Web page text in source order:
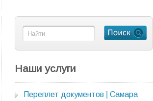
Наши услуги
Переплет документов | Самара